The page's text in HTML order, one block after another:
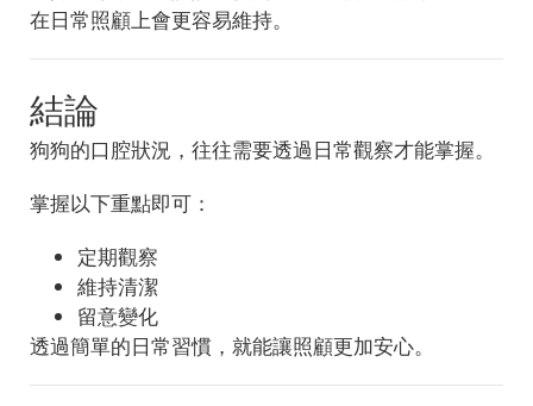
在日常照顧上會更容易維持。
結論
狗狗的口腔狀況，往往需要透過日常觀察才能掌握。
掌握以下重點即可：
定期觀察
維持清潔
留意變化
透過簡單的日常習慣，就能讓照顧更加安心。